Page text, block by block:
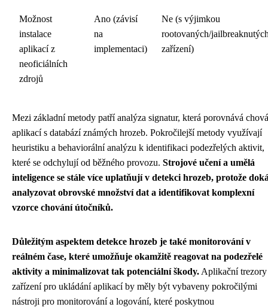
Možnost
instalace
aplikací z
neoficiálních
zdrojů
Ano (závisí
na
implementaci)
Ne (s výjimkou
rootovaných/
zařízení)
Mezi základní metody patří analýza signatur, která porovnává
aplikací s databází známých hrozeb. Pokročilejší metody využívají
heuristiku a behaviorální analýzu k identifikaci podezřelých aktivit,
které se odchylují od běžného provozu. Strojové učení a umělá
inteligence se stále více uplatňují v detekci hrozeb, protože
analyzovat obrovské množství dat a identifikovat komplexní
vzorce chování útočníků.
Důležitým aspektem detekce hrozeb je také monitorování v
reálném čase, které umožňuje okamžitě reagovat na podezřelé
aktivity a minimalizovat tak potenciální škody. Aplikační trezory
zařízení pro ukládání aplikací by měly být vybaveny pokročilými
nástroji pro monitorování a logování, které poskytnou